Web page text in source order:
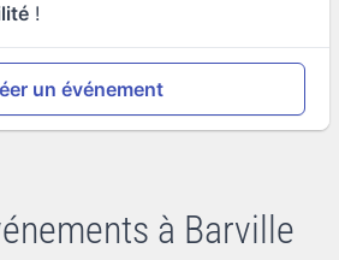
!
un événement
à Barville